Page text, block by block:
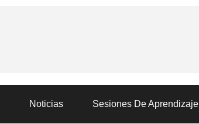
Noticias Sesiones De Aprendizaje